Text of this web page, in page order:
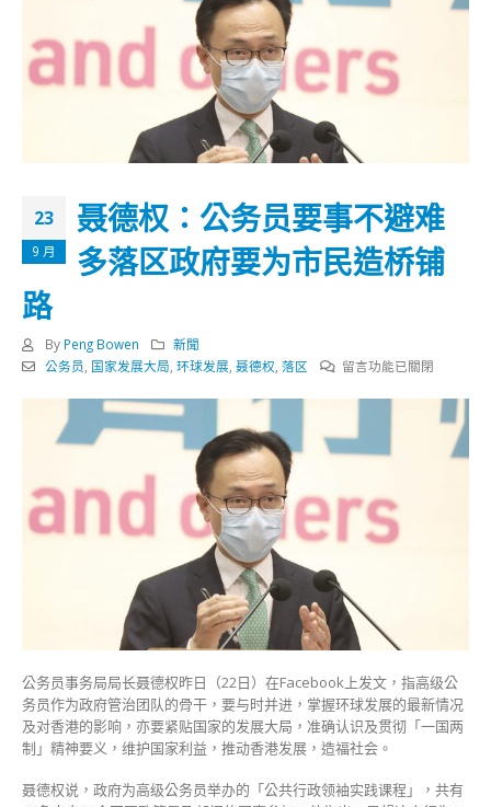
23
9 月
聂德权：公务员要事不避难
多落区政府要为市民造桥铺
路
By Peng Bowen
新聞
公务员, 国家发展大局, 环球发展, 聂德权, 落区
在
公
员
要
事
避
难
多
落
区
政
府
要
为
市
民
留言功能已關閉
公务员事务局局长聂德权昨日（22日）在Facebook上发文，指高级公
务员作为政府管治团队的骨干，要与时并进，掌握环球发展的最新情况
及对香港的影响，亦要紧贴国家的发展大局，准确认识及贯彻「一国两
制」精神要义，维护国家利益，推动香港发展，造福社会。
聂德权说，政府为高级公务员举办的「公共行政领袖实践课程」，共有